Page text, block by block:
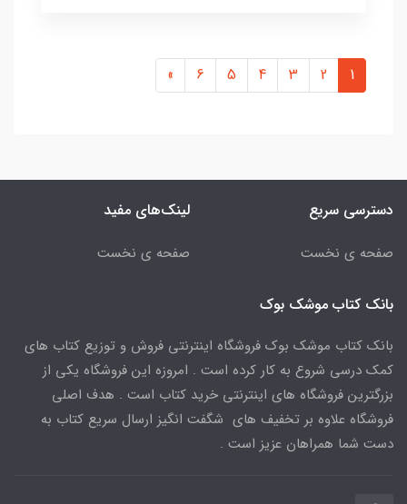
1
2
3
4
5
6
»
دسترسی سریع
صفحه ی نخست
لینک‌های مفید
صفحه ی نخست
بانک کتاب موشک بوک
بانک کتاب موشک بوک فروشگاه اینترنتی فروش و توزیع کتاب های
کمک درسی شروع به کار کرده است . امروزه این فروشگاه یکی از
بزرگترین فروشگاه های اینترنتی خرید کتاب است . هدف اصلی
فروشگاه علاوه بر تخفیف های شگفت انگیز ارسال سریع کتاب به
دست شما همراهان عزیز است .